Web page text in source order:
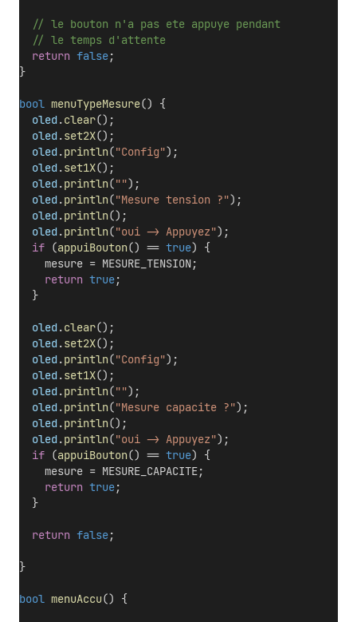
  // le bouton n'a pas ete appuye pendant
  // le temps d'attente
return false;
}
bool menuTypeMesure() {
oled.clear();
oled.set2X();
oled.println("Config");
oled.set1X();
oled.println("");
oled.println("Mesure tension ?");
oled.println();
oled.println("oui -> Appuyez");
if (appuiBouton() == true) {
    mesure = MESURE_TENSION;
return true;
  }
oled.clear();
oled.set2X();
oled.println("Config");
oled.set1X();
oled.println("");
oled.println("Mesure capacite ?");
oled.println();
oled.println("oui -> Appuyez");
if (appuiBouton() == true) {
    mesure = MESURE_CAPACITE;
return true;
  }
return false;
}
bool menuAccu() {